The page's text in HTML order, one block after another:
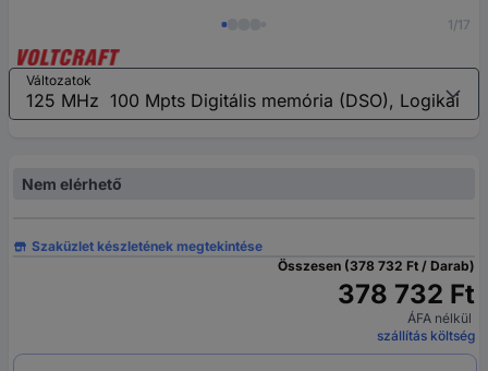
1/17
Változatok
Nem elérhető
Szaküzlet készletének megtekintése
Összesen (378 732 Ft / Darab)
378 732 Ft
ÁFA nélkül
szállítás költség